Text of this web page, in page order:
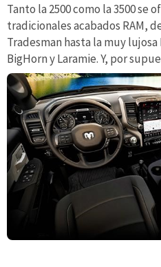
Tanto la 2500 como la 3500 se
tradicionales acabados RAM,
Tradesman hasta la muy
BigHorn y Laramie. Y, por